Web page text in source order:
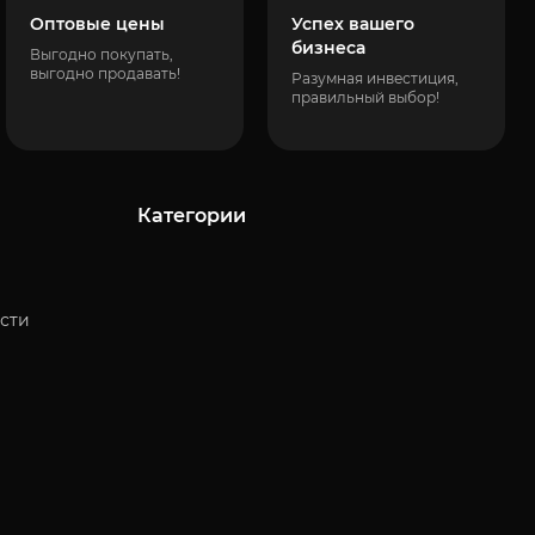
Оптовые цены
Выгодно покупать,
выгодно продавать!
Успех вашего
бизнеса
Разумная инвестиция,
правильный выбор!
Категории